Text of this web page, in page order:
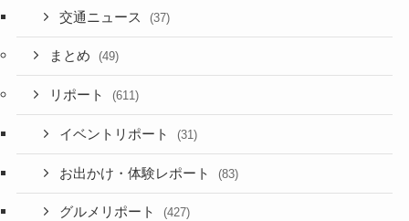
交通ニュース (37)
まとめ (49)
リポート (611)
イベントリポート (31)
お出かけ・体験レポート (83)
グルメリポート (427)